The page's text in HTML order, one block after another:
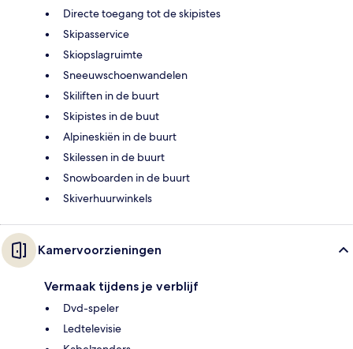
Directe toegang tot de skipistes
Skipasservice
Skiopslagruimte
Sneeuwschoenwandelen
Skiliften in de buurt
Skipistes in de buut
Alpineskiën in de buurt
Skilessen in de buurt
Snowboarden in de buurt
Skiverhuurwinkels
Kamervoorzieningen
Vermaak tijdens je verblijf
Dvd-speler
Ledtelevisie